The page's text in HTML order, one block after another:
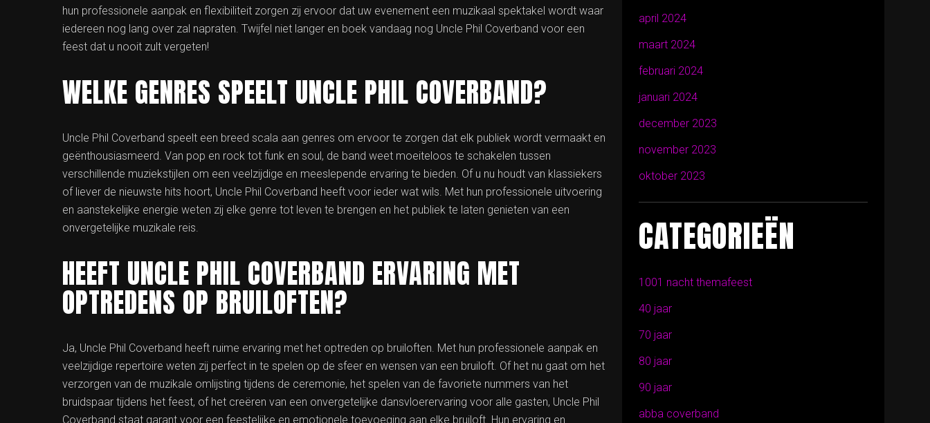
hun professionele aanpak en flexibiliteit zorgen zij ervoor dat uw evenement een muzikaal spektakel wordt waar
iedereen nog lang over zal napraten. Twijfel niet langer en boek vandaag nog Uncle Phil Coverband voor een
feest dat u nooit zult vergeten!
WELKE GENRES SPEELT UNCLE PHIL COVERBAND?
Uncle Phil Coverband speelt een breed scala aan genres om ervoor te zorgen dat elk publiek wordt vermaakt en
geënthousiasmeerd. Van pop en rock tot funk en soul, de band weet moeiteloos te schakelen tussen
verschillende muziekstijlen om een veelzijdige en meeslepende ervaring te bieden. Of u nu houdt van klassiekers
of liever de nieuwste hits hoort, Uncle Phil Coverband heeft voor ieder wat wils. Met hun professionele uitvoering
en aanstekelijke energie weten zij elke genre tot leven te brengen en het publiek te laten genieten van een
onvergetelijke muzikale reis.
HEEFT UNCLE PHIL COVERBAND ERVARING MET
OPTREDENS OP BRUILOFTEN?
Ja, Uncle Phil Coverband heeft ruime ervaring met het optreden op bruiloften. Met hun professionele aanpak en
veelzijdige repertoire weten zij perfect in te spelen op de sfeer en wensen van een bruiloft. Of het nu gaat om het
verzorgen van de muzikale omlijsting tijdens de ceremonie, het spelen van de favoriete nummers van het
bruidspaar tijdens het feest, of het creëren van een onvergetelijke dansvloerervaring voor alle gasten, Uncle Phil
Coverband staat garant voor een feestelijke en emotionele toevoeging aan elke bruiloft. Hun ervaring en
april 2024
maart 2024
februari 2024
januari 2024
december 2023
november 2023
oktober 2023
CATEGORIEËN
1001 nacht themafeest
40 jaar
70 jaar
80 jaar
90 jaar
abba coverband